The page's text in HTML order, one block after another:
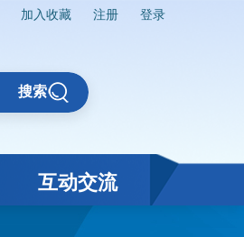
加入收藏 注册 登录
搜索
互动交流